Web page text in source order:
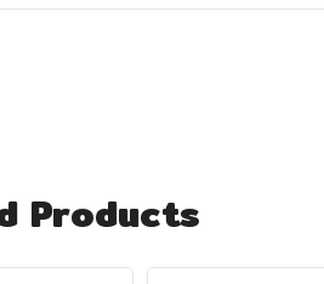
Products